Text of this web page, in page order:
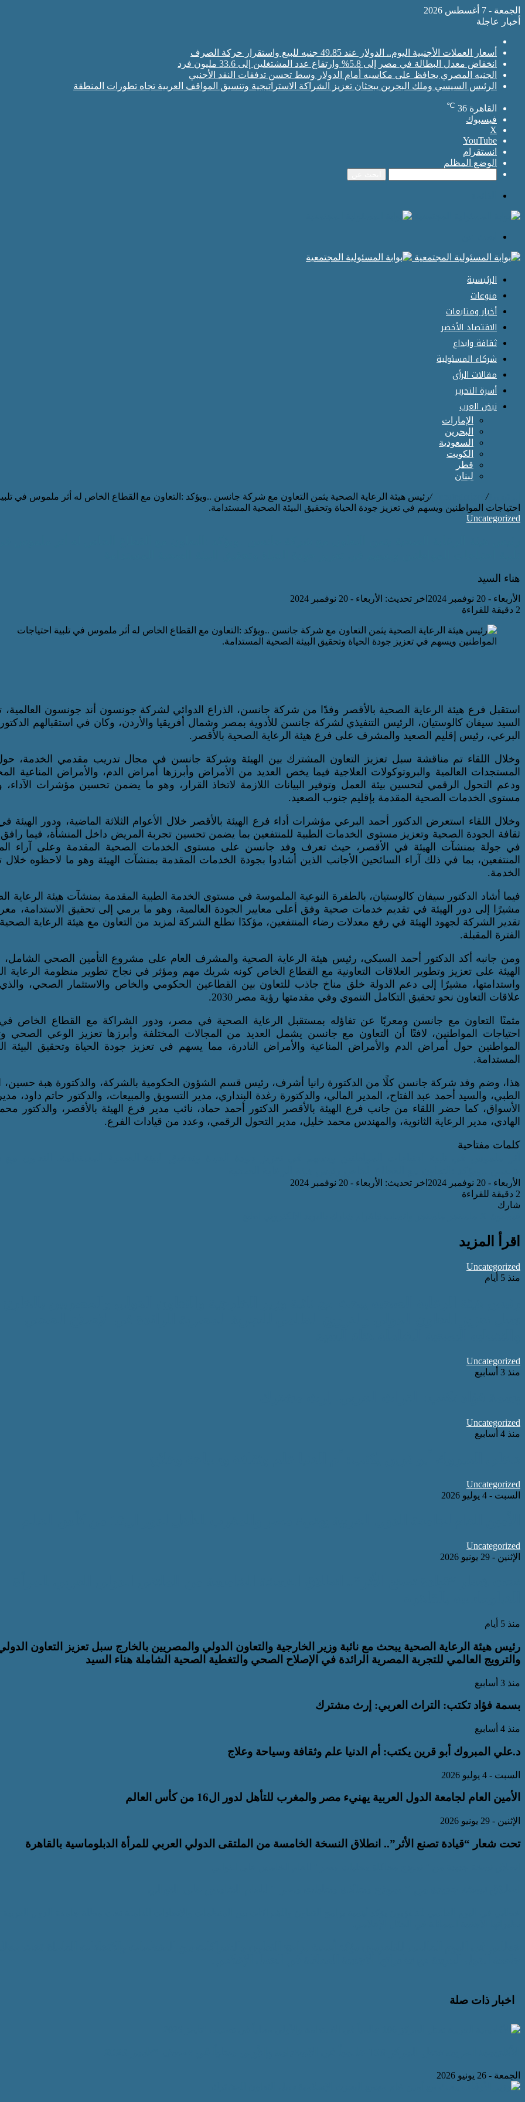
الجمعة - 7 أغسطس 2026
أخبار عاجلة
أسعار العملات الأجنبية اليوم.. الدولار عند 49.85 جنيه للبيع واستقرار حركة الصرف
انخفاض معدل البطالة في مصر إلى 5.8% وارتفاع عدد المشتغلين إلى 33.6 مليون فرد
الجنيه المصري يحافظ على مكاسبه أمام الدولار وسط تحسن تدفقات النقد الأجنبي
الرئيس السيسي وملك البحرين يبحثان تعزيز الشراكة الاستراتيجية وتنسيق المواقف العربية تجاه تطورات المنطقة
القاهرة 36
℃
فيسبوك
‫X
‫YouTube
انستقرام
الوضع المظلم
الرئيسية
منوعات
أخبار ومتابعات
الاقتصاد الأخضر
ثقافة وابداع
شركاء المسئولية
مقالات الرأى
أسرة التحرير
نبض العرب
الإمارات
البحرين
السعودية
الكويت
قطر
لبنان
الرئيسية/
Uncategorized
/رئيس هيئة الرعاية الصحية يثمن التعاون مع شركة جانسن ..ويؤكد :التعاون مع القطاع الخاص له أثر ملموس في
احتياجات المواطنين ويسهم في تعزيز جودة الحياة وتحقيق البيئة الصحية المستدامة.
Uncategorized
هناء السيد
الأربعاء - 20 نوفمبر 2024
اخر تحديث: الأربعاء - 20 نوفمبر 2024
2 دقيقة للقراءة
استقبل فرع هيئة الرعاية الصحية بالأقصر وفدًا من شركة جانسن، الذراع الدوائي لشركة جونسون أند جونسون العالمية،
السيد سيفان كالوستيان، الرئيس التنفيذي لشركة جانسن للأدوية بمصر وشمال أفريقيا والأردن، وكان في استقبالهم
البرعي، رئيس إقليم الصعيد والمشرف على فرع هيئة الرعاية الصحية بالأقصر.
وخلال اللقاء تم مناقشة سبل تعزيز التعاون المشترك بين الهيئة وشركة جانسن في مجال تدريب مقدمي الخدمة،
المستجدات العالمية والبروتوكولات العلاجية فيما يخص العديد من الأمراض وأبرزها أمراض الدم، والأمراض المناعية
ودعم التحول الرقمي لتحسين بيئة العمل وتوفير البيانات اللازمة لاتخاذ القرار، وهو ما يضمن تحسين مؤشرات الآداء،
مستوى الخدمات الصحية المقدمة بإقليم جنوب الصعيد.
وخلال اللقاء استعرض الدكتور أحمد البرعي مؤشرات أداء فرع الهيئة بالأقصر خلال الأعوام الثلاثة الماضية، ودور الهيئة
ثقافة الجودة الصحية وتعزيز مستوى الخدمات الطبية للمنتفعين بما يضمن تحسين تجربة المريض داخل المنشأة، فيما رافق
في جولة بمنشآت الهيئة في الأقصر، حيث تعرف وفد جانسن على مستوى الخدمات الصحية المقدمة وعلى آراء
المنتفعين، بما في ذلك آراء السائحين الأجانب الذين أشادوا بجودة الخدمات المقدمة بمنشآت الهيئة وهو ما لاحظوه خلال
الخدمة.
فيما أشاد الدكتور سيفان كالوستيان، بالطفرة النوعية الملموسة في مستوى الخدمة الطبية المقدمة بمنشآت هيئة الرعاية
مشيرًا إلى دور الهيئة في تقديم خدمات صحية وفق أعلى معايير الجودة العالمية، وهو ما يرمي إلى تحقيق الاستدامة،
تقدير الشركة لجهود الهيئة في رفع معدلات رضاء المنتفعين، مؤكدًا تطلع الشركة لمزيد من التعاون مع هيئة الرعاية
الفترة المقبلة.
ومن جانبه أكد الدكتور أحمد السبكي، رئيس هيئة الرعاية الصحية والمشرف العام على مشروع التأمين الصحي
الهيئة على تعزيز وتطوير العلاقات التعاونية مع القطاع الخاص كونه شريك مهم ومؤثر في نجاح تطوير منظومة الرعاية
واستدامتها، مشيرًا إلى دعم الدولة خلق مناخ جاذب للتعاون بين القطاعين الحكومي والخاص والاستثمار الصحي،
علاقات التعاون نحو تحقيق التكامل التنموي وفي مقدمتها رؤية مصر 2030.
مثمنًا التعاون مع جانسن ومعربًا عن تفاؤله بمستقبل الرعاية الصحية في مصر، ودور الشراكة مع القطاع الخاص في
احتياجات المواطنين، لافتًا أن التعاون مع جانسن يشمل العديد من المجالات المختلفة وأبرزها تعزيز الوعي الصحي
المواطنين حول أمراض الدم والأمراض المناعية والأمراض النادرة، مما يسهم في تعزيز جودة الحياة وتحقيق البيئة
المستدامة.
هذا، وضم وفد شركة جانسن كلًا من الدكتورة رانيا أشرف، رئيس قسم الشؤون الحكومية بالشركة، والدكتورة هبة حسين،
الطبي، والسيد أحمد عبد الفتاح، المدير المالي، والدكتورة رغدة البنداري، مدير التسويق والمبيعات، والدكتور حاتم داود،
الأسواق، كما حضر اللقاء من جانب فرع الهيئة بالأقصر الدكتور أحمد حماد، نائب مدير فرع الهيئة بالأقصر، والدكتور
الهادي، مدير الرعاية الثانوية، والمهندس محمد خليل، مدير التحول الرقمي، وعدد من قيادات الفرع.
كلمات مفتاحية
الأربعاء - 20 نوفمبر 2024
اخر تحديث: الأربعاء - 20 نوفمبر 2024
2 دقيقة للقراءة
شارك
اقرأ المزيد
Uncategorized
منذ 5 أيام
Uncategorized
منذ 3 أسابيع
Uncategorized
منذ 4 أسابيع
Uncategorized
السبت - 4 يوليو 2026
Uncategorized
الإثنين - 29 يونيو 2026
منذ 5 أيام
رئيس هيئة الرعاية الصحية يبحث مع نائبة وزير الخارجية والتعاون الدولي والمصريين بالخارج سبل تعزيز التعاون
والترويج العالمي للتجربة المصرية الرائدة في الإصلاح الصحي والتغطية الصحية الشاملة هناء السيد
منذ 3 أسابيع
بسمة فؤاد تكتب: التراث العربي: إرث مشترك
منذ 4 أسابيع
د.علي المبروك أبو قرين يكتب: أم الدنيا علم وثقافة وسياحة وعلاج
السبت - 4 يوليو 2026
الأمين العام لجامعة الدول العربية يهنيء مصر والمغرب للتأهل لدور ال16 من كأس العالم
الإثنين - 29 يونيو 2026
تحت شعار “قيادة تصنع الأثر”.. انطلاق النسخة الخامسة من الملتقى الدولي العربي للمرأة الدبلوماسية بالقاهرة
اخبار ذات صلة
الجمعة - 26 يونيو 2026